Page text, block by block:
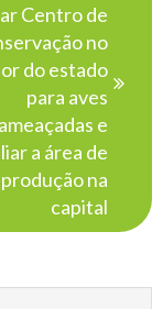
Centro de
no
do estado
para aves
ameaçadas e
a área de
na
capital